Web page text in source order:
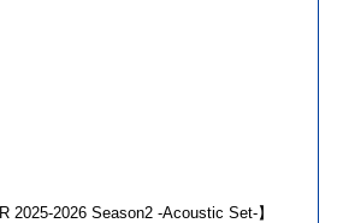
2025-2026 Season2 -Acoustic Set-】